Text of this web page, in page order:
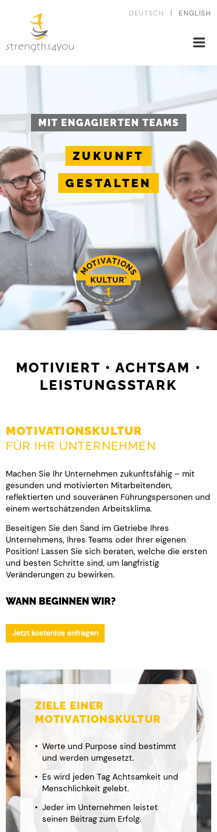
DEUTSCH ENGLISH
MIT ENGAGIERTEN TEAMS
ZUKUNFT
GESTALTEN
MOTIVIERT • ACHTSAM •
LEISTUNGSSTARK
MOTIVATIONSKULTUR
FÜR IHR UNTERNEHMEN
Machen Sie Ihr Unternehmen zukunftsfähig – mit
gesunden und motivierten Mitarbeitenden,
reflektierten und souveränen Führungspersonen und
einem wertschätzenden Arbeitsklima.
Beseitigen Sie den Sand im Getriebe Ihres
Unternehmens, Ihres Teams oder Ihrer eigenen
Position! Lassen Sie sich beraten, welche die ersten
und besten Schritte sind, um langfristig
Veränderungen zu bewirken.
WANN BEGINNEN WIR?
Jetzt kostenlos anfragen
ZIELE EINER
MOTIVATIONSKULTUR
Werte und Purpose sind bestimmt
und werden umgesetzt.
Es wird jeden Tag Achtsamkeit und
Menschlichkeit gelebt.
Jeder im Unternehmen leistet
seinen Beitrag zum Erfolg.